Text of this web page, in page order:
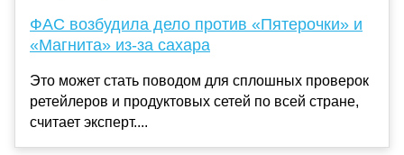
ФАС возбудила дело против «Пятерочки» и
«Магнита» из-за сахара
Это может стать поводом для сплошных проверок
ретейлеров и продуктовых сетей по всей стране,
считает эксперт....